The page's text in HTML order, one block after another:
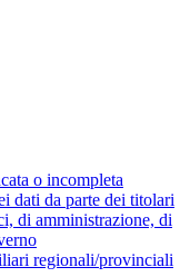
o incompleta
dati da parte dei titolari
di amministrazione, di
regionali/provinciali